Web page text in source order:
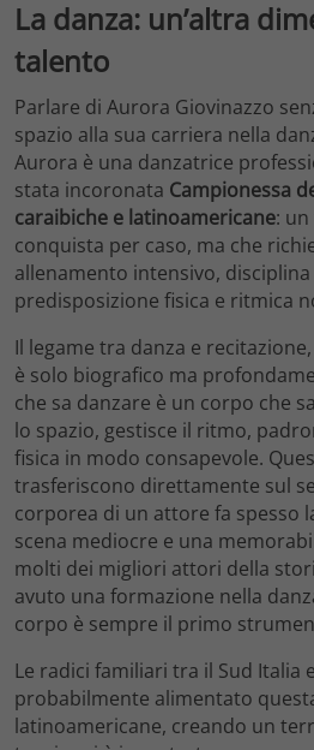
La danza: un’altra
talento
Parlare di Aurora Giovinazzo
spazio alla sua carriera nella
Aurora è una danzatrice
stata incoronata Campionessa
caraibiche e latinoamericane:
conquista per caso, ma che
allenamento intensivo,
predisposizione fisica e ritmica
Il legame tra danza e
è solo biografico ma
che sa danzare è un corpo che
lo spazio, gestisce il ritmo,
fisica in modo consapevole.
trasferiscono direttamente sul
corporea di un attore fa spesso
scena mediocre e una
molti dei migliori attori della
avuto una formazione nella
corpo è sempre il primo
Le radici familiari tra il Sud Italia
probabilmente alimentato
latinoamericane, creando un